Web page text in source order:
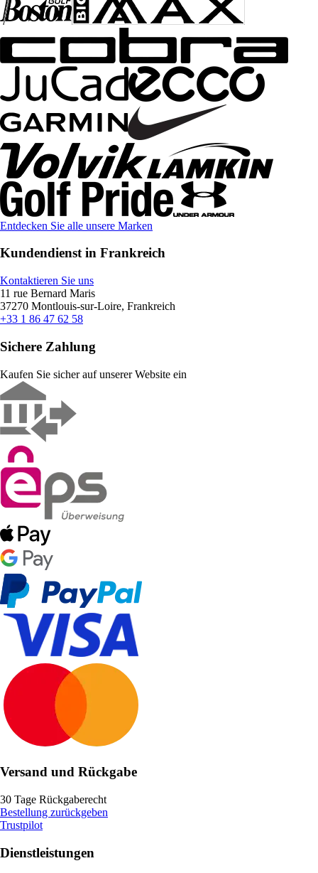
Entdecken Sie alle unsere Marken
Kundendienst in Frankreich
Kontaktieren Sie uns
11 rue Bernard Maris
37270 Montlouis-sur-Loire, Frankreich
+33 1 86 47 62 58
Sichere Zahlung
Kaufen Sie sicher auf unserer Website ein
Versand und Rückgabe
30 Tage Rückgaberecht
Bestellung zurückgeben
Trustpilot
Dienstleistungen